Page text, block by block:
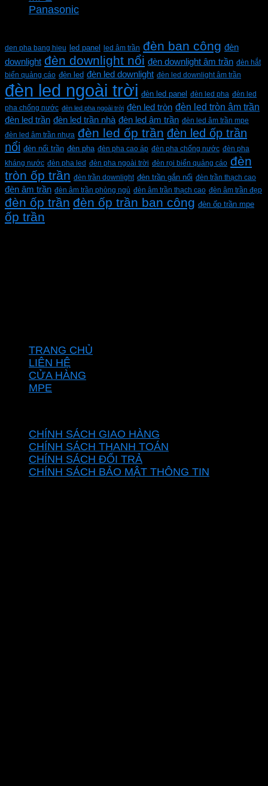
Panasonic
den pha bang hieu led panel led âm trần đèn ban công đèn
downlight đèn downlight nổi đèn downlight âm trần đèn hắt
biển quảng cáo đèn led đèn led downlight đèn led downlight âm trần
đèn led ngoài trời đèn led panel đèn led pha đèn led
pha chống nước đèn led pha ngoài trời đèn led tròn đèn led tròn âm trần
đèn led trần đèn led trần nhà đèn led âm trần đèn led âm trần mpe
đèn led âm trần nhựa đèn led ốp trần đèn led ốp trần
nổi đèn nổi trần đèn pha đèn pha cao áp đèn pha chống nước đèn pha
kháng nước đèn pha led đèn pha ngoài trời đèn rọi biển quảng cáo đèn
tròn ốp trần đèn trần downlight đèn trần gắn nổi đèn trần thạch cao
đèn âm trần đèn âm trần phòng ngủ đèn âm trần thạch cao đèn âm trần đẹp
đèn ốp trần đèn ốp trần ban công đèn ốp trần mpe
ốp trần
TRANG CHỦ
LIÊN HỆ
CỬA HÀNG
MPE
CHÍNH SÁCH GIAO HÀNG
CHÍNH SÁCH THANH TOÁN
CHÍNH SÁCH ĐỔI TRẢ
CHÍNH SÁCH BẢO MẬT THÔNG TIN